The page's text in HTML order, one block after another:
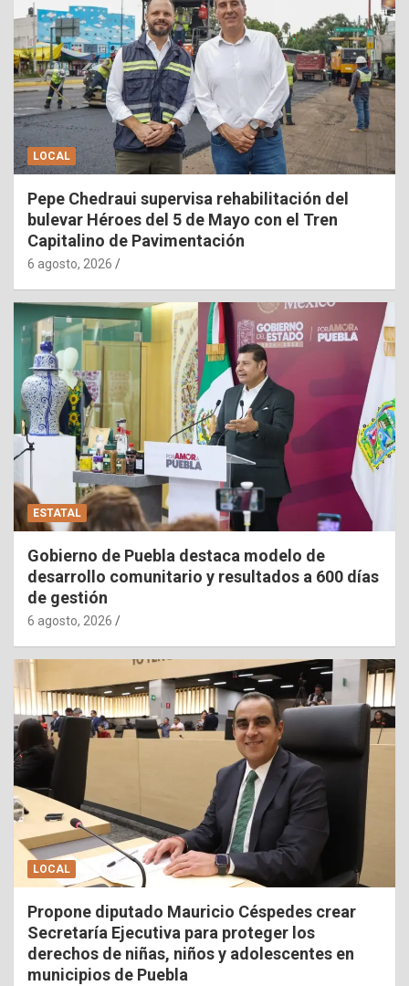
LOCAL
Pepe Chedraui supervisa rehabilitación del
bulevar Héroes del 5 de Mayo con el Tren
Capitalino de Pavimentación
6 agosto, 2026
ESTATAL
Gobierno de Puebla destaca modelo de
desarrollo comunitario y resultados a 600 días
de gestión
6 agosto, 2026
LOCAL
Propone diputado Mauricio Céspedes crear
Secretaría Ejecutiva para proteger los
derechos de niñas, niños y adolescentes en
municipios de Puebla